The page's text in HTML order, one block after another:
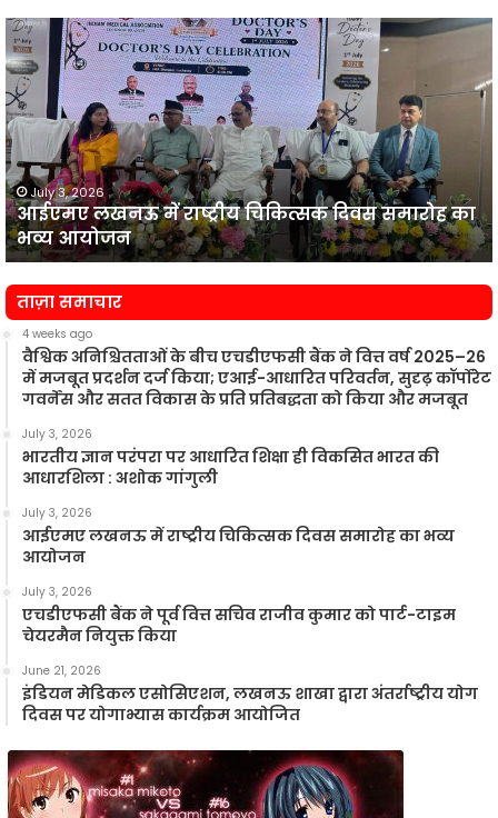
आईएमए
लखनऊ
में
राष्ट्रीय
चिकित्सक
दिवस
समारोह
का
भव्य
आयोजन
July 3, 2026
आईएमए लखनऊ में राष्ट्रीय चिकित्सक दिवस समारोह का
भव्य आयोजन
ताज़ा समाचार
4 weeks ago
वैश्विक अनिश्चितताओं के बीच एचडीएफसी बैंक ने वित्त वर्ष 2025–26
में मजबूत प्रदर्शन दर्ज किया; एआई-आधारित परिवर्तन, सुदृढ़ कॉर्पोरेट
गवर्नेंस और सतत विकास के प्रति प्रतिबद्धता को किया और मजबूत
July 3, 2026
भारतीय ज्ञान परंपरा पर आधारित शिक्षा ही विकसित भारत की
आधारशिला : अशोक गांगुली
July 3, 2026
आईएमए लखनऊ में राष्ट्रीय चिकित्सक दिवस समारोह का भव्य
आयोजन
July 3, 2026
एचडीएफसी बैंक ने पूर्व वित्त सचिव राजीव कुमार को पार्ट-टाइम
चेयरमैन नियुक्त किया
June 21, 2026
इंडियन मेडिकल एसोसिएशन, लखनऊ शाखा द्वारा अंतर्राष्ट्रीय योग
दिवस पर योगाभ्यास कार्यक्रम आयोजित